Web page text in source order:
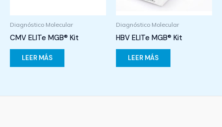
Diagnóstico Molecular
CMV ELITe MGB® Kit
LEER MÁS
Diagnóstico Molecular
HBV ELITe MGB® Kit
LEER MÁS